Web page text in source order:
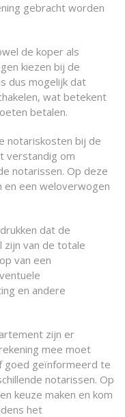
gebracht worden
de koper als
kiezen bij de
dus mogelijk dat
wat betekent
betalen.
notariskosten bij de
verstandig om
notarissen. Op deze
en een weloverwogen
dat de
zijn van de totale
van een
en andere
zijn er
mee moet
goed geïnformeerd te
notarissen. Op
keuze maken en kom
het